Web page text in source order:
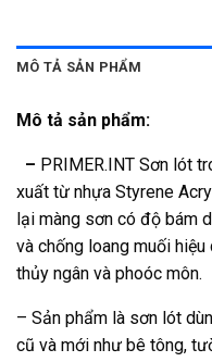
MÔ TẢ SẢN PHẨM
Mô tả sản phẩm:
– PRIMER.INT Sơn lót
xuất từ nhựa Styrene
lại màng sơn có độ bám
và chống loang muối
thủy ngân và phoóc môn.
– Sản phẩm là sơn lót
cũ và mới như bê tông,